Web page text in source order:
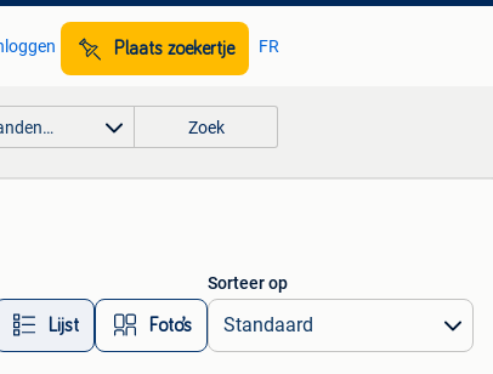
Plaats zoekertje FR
Zoek
Lijst Foto’s
Sorteer op